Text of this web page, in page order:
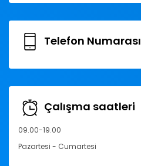
Telefon Numarası
Çalışma saatleri
09.00-19.00
Pazartesi - Cumartesi